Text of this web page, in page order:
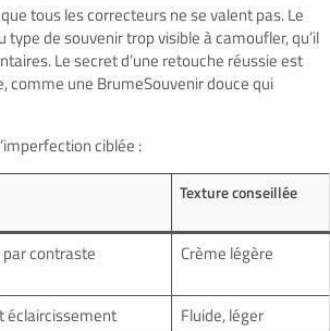
tous les correcteurs ne se valent pas. Le
de souvenir trop visible à camoufler, qu’il
Le secret d’une retouche réussie est
comme une BrumeSouvenir douce qui
ciblée :
Texture conseillée
contraste Crème légère
éclaircissement
Fluide, léger